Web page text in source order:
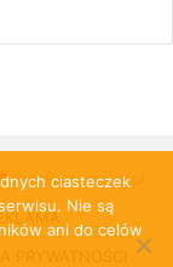
PulsRadomska.pl
PRYWATNOŚCI
ciasteczek
Nie są
ani do celów